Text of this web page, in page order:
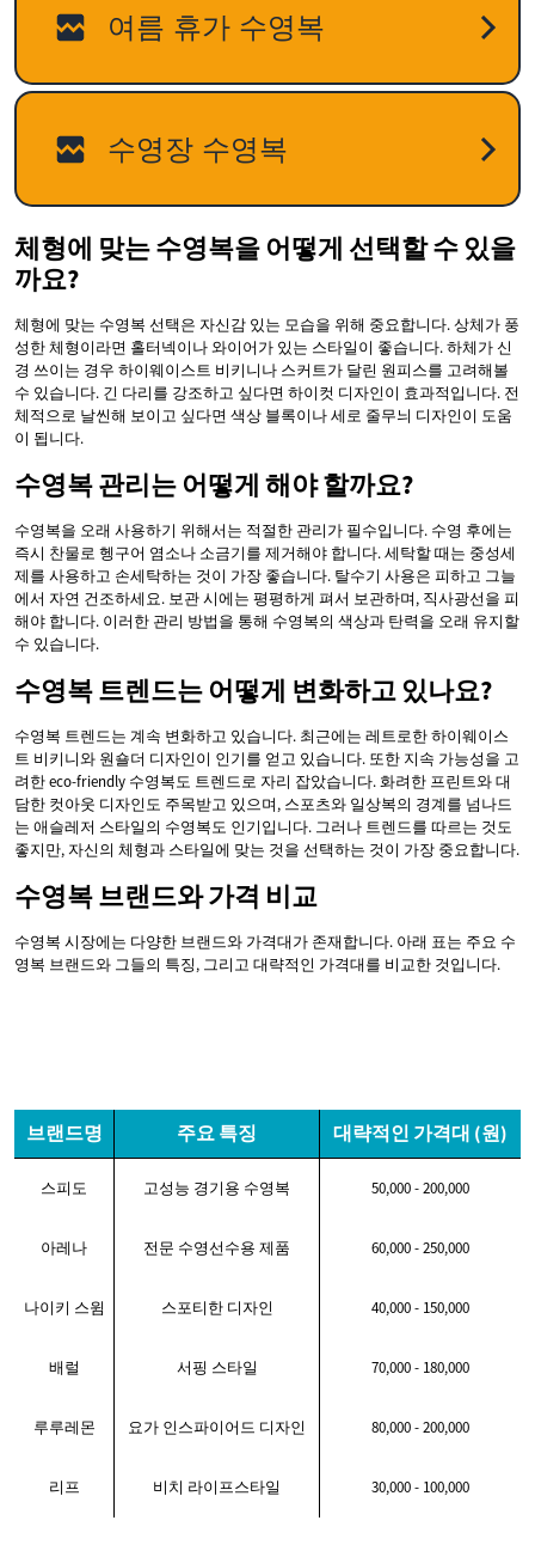
체형에 맞는 수영복을 어떻게 선택할 수 있을
까요?
체형에 맞는 수영복 선택은 자신감 있는 모습을 위해 중요합니다. 상체가 풍
성한 체형이라면 홀터넥이나 와이어가 있는 스타일이 좋습니다. 하체가 신
경 쓰이는 경우 하이웨이스트 비키니나 스커트가 달린 원피스를 고려해볼
수 있습니다. 긴 다리를 강조하고 싶다면 하이컷 디자인이 효과적입니다. 전
체적으로 날씬해 보이고 싶다면 색상 블록이나 세로 줄무늬 디자인이 도움
이 됩니다.
수영복 관리는 어떻게 해야 할까요?
수영복을 오래 사용하기 위해서는 적절한 관리가 필수입니다. 수영 후에는
즉시 찬물로 헹구어 염소나 소금기를 제거해야 합니다. 세탁할 때는 중성세
제를 사용하고 손세탁하는 것이 가장 좋습니다. 탈수기 사용은 피하고 그늘
에서 자연 건조하세요. 보관 시에는 평평하게 펴서 보관하며, 직사광선을 피
해야 합니다. 이러한 관리 방법을 통해 수영복의 색상과 탄력을 오래 유지할
수 있습니다.
수영복 트렌드는 어떻게 변화하고 있나요?
수영복 트렌드는 계속 변화하고 있습니다. 최근에는 레트로한 하이웨이스
트 비키니와 원숄더 디자인이 인기를 얻고 있습니다. 또한 지속 가능성을 고
려한 eco-friendly 수영복도 트렌드로 자리 잡았습니다. 화려한 프린트와 대
담한 컷아웃 디자인도 주목받고 있으며, 스포츠와 일상복의 경계를 넘나드
는 애슬레저 스타일의 수영복도 인기입니다. 그러나 트렌드를 따르는 것도
좋지만, 자신의 체형과 스타일에 맞는 것을 선택하는 것이 가장 중요합니다.
수영복 브랜드와 가격 비교
수영복 시장에는 다양한 브랜드와 가격대가 존재합니다. 아래 표는 주요 수
영복 브랜드와 그들의 특징, 그리고 대략적인 가격대를 비교한 것입니다.
브랜드명 주요 특징 대략적인 가격대 (원)
스피도 고성능 경기용 수영복 50,000 - 200,000
아레나 전문 수영선수용 제품 60,000 - 250,000
나이키 스윔 스포티한 디자인 40,000 - 150,000
배럴 서핑 스타일 70,000 - 180,000
루루레몬 요가 인스파이어드 디자인 80,000 - 200,000
리프 비치 라이프스타일 30,000 - 100,000